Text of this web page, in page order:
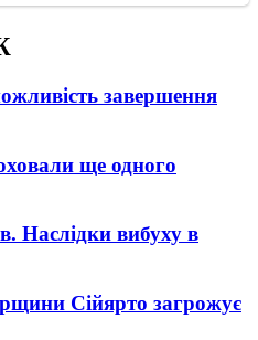
завершення
ще одного
Наслідки вибуху в
Сійярто загрожує